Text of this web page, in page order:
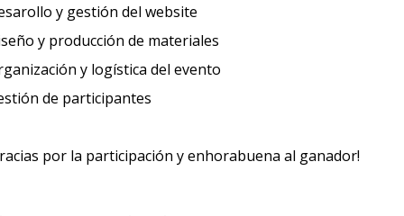
y gestión del website
y producción de materiales
y logística del evento
de participantes
por la participación y enhorabuena al ganador!